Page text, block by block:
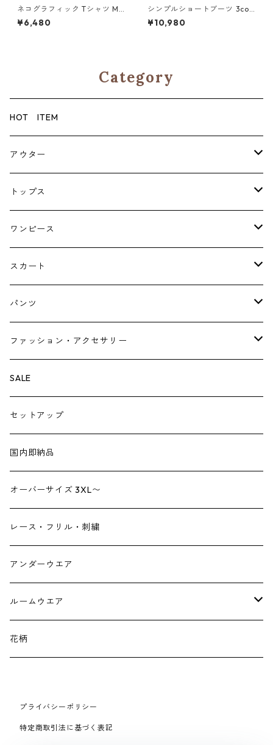
ネコグラフィック Tシャツ M
3col 250211
¥6,480
シンプルショートブーツ 3col
or 110759
¥10,980
Category
HOT ITEM
アウター
コート
ジャケット
トップス
ブラウス・シャツ
Tシャツ・スウェット・パーカー
ニット・カーディガン
ベスト・ジレ
ワンピース
キャミソールワンピース
ジャンパースカート
スカート
ペチスカート
パンツ
レギンス
ペチパンツ
サロペット
ジャンプスーツ
デニム
ファッション・アクセサリー
バック
トートバック
ショルダーバック
シューズ
ブーツ
パンプス
帽子
ヘアーアクセサリー
ストール
つけ襟
イヤリング・ピアス
ネックレス・ブローチ
手袋、ハンドカバー
SALE
セットアップ
国内即納品
オーバーサイズ 3XL〜
レース・フリル・刺繍
アンダーウエア
ルームウエア
パジャマ
花柄
プライバシーポリシー
特定商取引法に基づく表記